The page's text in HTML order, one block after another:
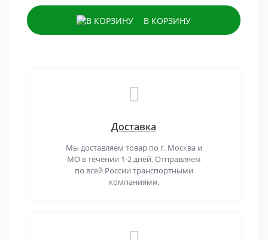
В КОРЗИНУ
Доставка
Мы доставляем товар по г. Москва и
МО в течении 1-2 дней. Отправляем
по всей России транспортными
компаниями.